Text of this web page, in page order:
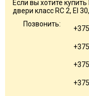
Если вы хотите
двери класс RC 2, EI
Позвонить: